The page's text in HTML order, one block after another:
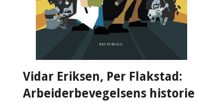
Vidar Eriksen, Per Flakstad:
Arbeiderbevegelsens historie